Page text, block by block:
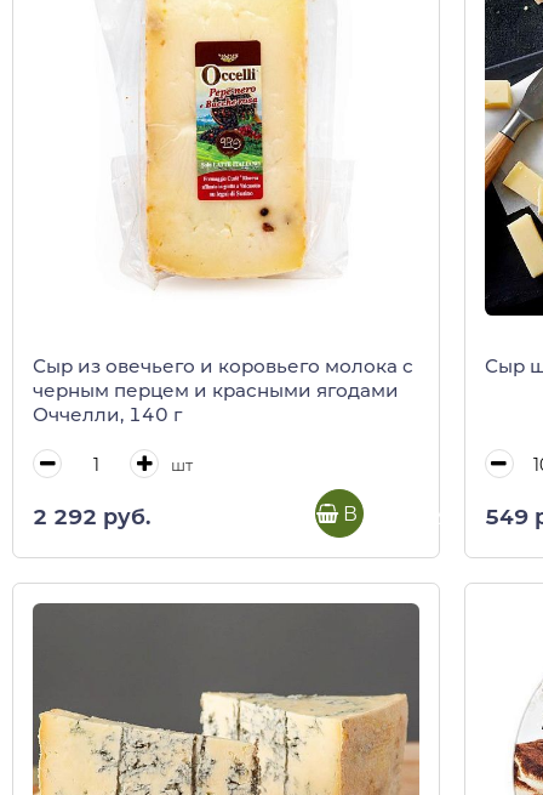
Сыр из овечьего и коровьего молока с
черным перцем и красными ягодами
Оччелли, 140 г
шт
2 292 руб. В корзину
Сыр
549